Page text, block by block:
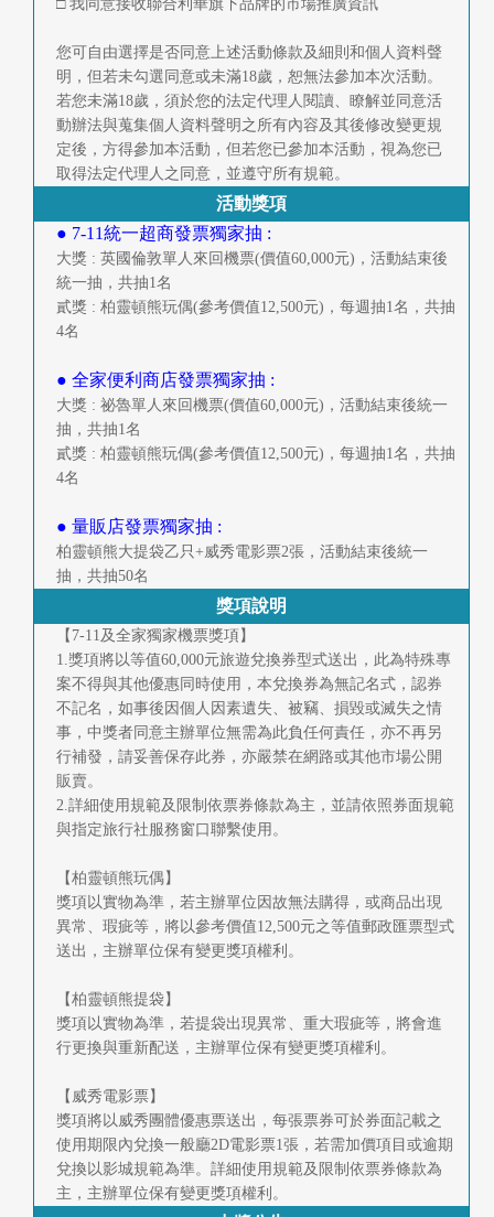
□ 我同意接收聯合利華旗下品牌的市場推廣資訊
您可自由選擇是否同意上述活動條款及細則和個人資料聲
明，但若未勾選同意或未滿18歲，恕無法參加本次活動。
若您未滿18歲，須於您的法定代理人閱讀、瞭解並同意活
動辦法與蒐集個人資料聲明之所有內容及其後修改變更規
定後，方得參加本活動，但若您已參加本活動，視為您已
取得法定代理人之同意，並遵守所有規範。
活動獎項
● 7-11統一超商發票獨家抽 :
大獎 : 英國倫敦單人來回機票(價值60,000元)，活動結束後
統一抽，共抽1名
貳獎 : 柏靈頓熊玩偶(參考價值12,500元)，每週抽1名，共抽
4名
● 全家便利商店發票獨家抽 :
大獎 : 祕魯單人來回機票(價值60,000元)，活動結束後統一
抽，共抽1名
貳獎 : 柏靈頓熊玩偶(參考價值12,500元)，每週抽1名，共抽
4名
● 量販店發票獨家抽 :
柏靈頓熊大提袋乙只+威秀電影票2張，活動結束後統一
抽，共抽50名
獎項說明
【7-11及全家獨家機票獎項】
1.獎項將以等值60,000元旅遊兌換券型式送出，此為特殊專
案不得與其他優惠同時使用，本兌換券為無記名式，認券
不記名，如事後因個人因素遺失、被竊、損毀或滅失之情
事，中獎者同意主辦單位無需為此負任何責任，亦不再另
行補發，請妥善保存此券，亦嚴禁在網路或其他市場公開
販賣。
2.詳細使用規範及限制依票券條款為主，並請依照券面規範
與指定旅行社服務窗口聯繫使用。
【柏靈頓熊玩偶】
獎項以實物為準，若主辦單位因故無法購得，或商品出現
異常、瑕疵等，將以參考價值12,500元之等值郵政匯票型式
送出，主辦單位保有變更獎項權利。
【柏靈頓熊提袋】
獎項以實物為準，若提袋出現異常、重大瑕疵等，將會進
行更換與重新配送，主辦單位保有變更獎項權利。
【威秀電影票】
獎項將以威秀團體優惠票送出，每張票券可於券面記載之
使用期限內兌換一般廳2D電影票1張，若需加價項目或逾期
兌換以影城規範為準。詳細使用規範及限制依票券條款為
主，主辦單位保有變更獎項權利。